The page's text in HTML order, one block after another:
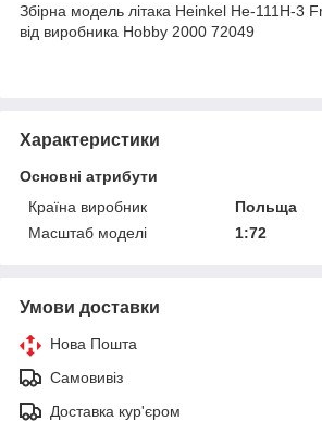
Збірна модель літака Heinkel He-111H-3
від виробника Hobby 2000 72049
Характеристики
Основні атрибути
Країна виробник
Польща
Масштаб моделі
1:72
Умови доставки
Нова Пошта
Самовивіз
Доставка кур'єром